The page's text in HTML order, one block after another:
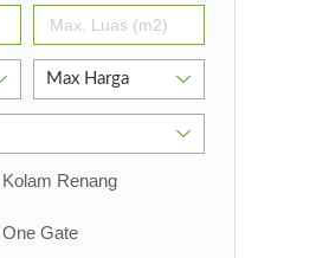
Kolam Renang
One Gate